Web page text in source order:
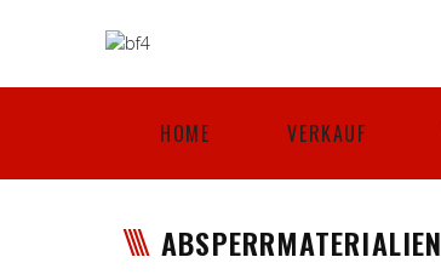
HOME VERKAUF
ABSPERRMATERIALIEN